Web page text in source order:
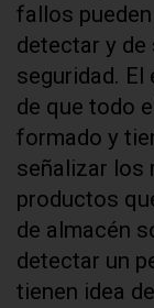
fallos
detectar y
seguridad. El
de que todo
formado y
señalizar los
productos
de almacén
detectar un
tienen idea